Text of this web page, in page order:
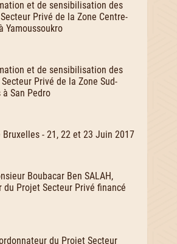
et de sensibilisation des
Privé de la Zone Centre-
Yamoussoukro
et de sensibilisation des
Privé de la Zone Sud-
San Pedro
Bruxelles - 21, 22 et 23 Juin 2017
Boubacar Ben SALAH,
du Projet Secteur Privé financé
du Projet Secteur